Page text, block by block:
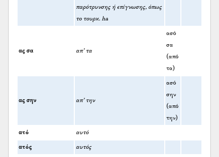
παρότρυνσης ή επίγνωσης, όπως
το τουρκ. ha
ας σα απ’ τα
ασό
σα
(από
τα)
ας σην απ’ την
ασό
σην
(από
την)
ατό αυτό
ατός αυτός